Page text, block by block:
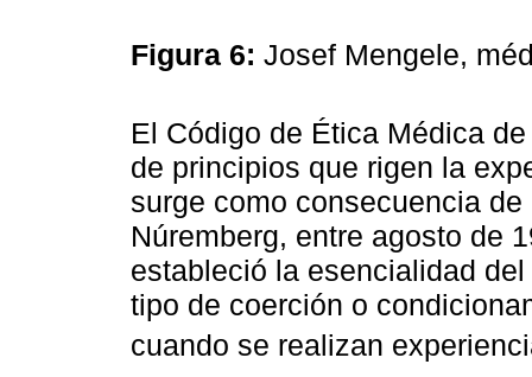
Figura 6: Josef Mengele,
El Código de Ética Médica
de principios que rigen la
surge como consecuencia
Núremberg, entre agosto de
estableció la esencialidad
tipo de coerción o
cuando se realizan